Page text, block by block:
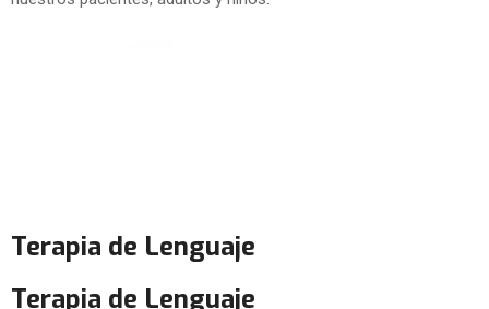
Terapia de Lenguaje
Terapia de Lenguaje